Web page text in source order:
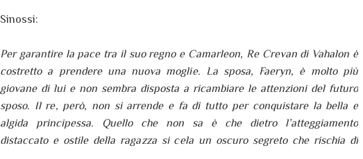
Sinossi:
Per garantire la pace tra il suo regno e Camarleon, Re Crevan di Vahalon è
costretto a prendere una nuova moglie. La sposa, Faeryn, è molto più
giovane di lui e non sembra disposta a ricambiare le attenzioni del futuro
sposo. Il re, però, non si arrende e fa di tutto per conquistare la bella e
algida principessa. Quello che non sa è che dietro l’atteggiamento
distaccato e ostile della ragazza si cela un oscuro segreto che rischia di